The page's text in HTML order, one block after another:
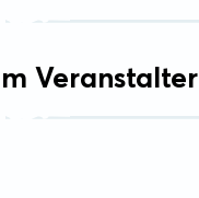
Veranstalter